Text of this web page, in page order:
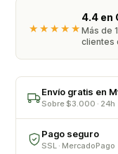
★★★★★
4.4 en
Más de
clientes
Envío gratis en
Sobre $3.000 · 24h
Pago seguro
SSL · MercadoPago